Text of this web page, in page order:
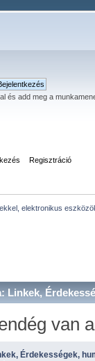
és add meg a
Regisztráció
elektronikus
Linkek,
van
Érdekességek,